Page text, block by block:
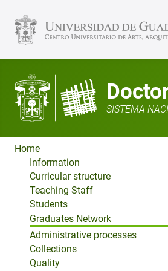
SISTEMA
Home
Information
Curricular structure
Teaching Staff
Students
Graduates Network
Administrative processes
Collections
Quality